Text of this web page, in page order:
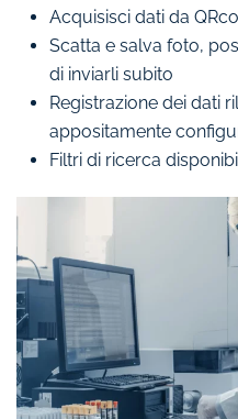
Acquisisci dati da
Scatta e salva foto,
di inviarli subito
Registrazione dei dati
appositamente
Filtri di ricerca